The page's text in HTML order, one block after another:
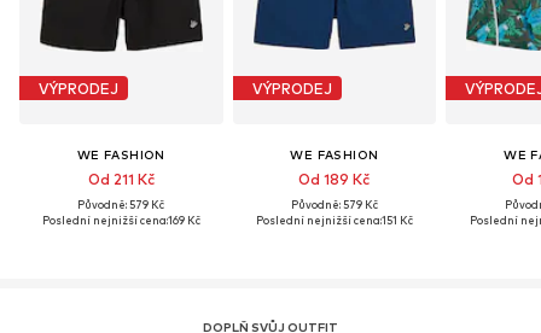
VÝPRODEJ
WE FASHION
Od 211 Kč
Původně: 579 Kč
Poslední nejnižší cena:169 Kč
VÝPRODEJ
WE FASHION
Od 189 Kč
Původně: 579 Kč
Poslední nejnižší cena:151 Kč
WE
Od
Poslední
DOPLŇ SVŮJ OUTFIT